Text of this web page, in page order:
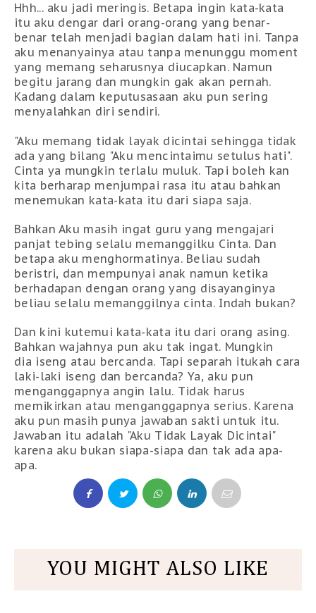
Hhh... aku jadi meringis. Betapa ingin kata-kata
itu aku dengar dari orang-orang yang benar-
benar telah menjadi bagian dalam hati ini. Tanpa
aku menanyainya atau tanpa menunggu moment
yang memang seharusnya diucapkan. Namun
begitu jarang dan mungkin gak akan pernah.
Kadang dalam keputusasaan aku pun sering
menyalahkan diri sendiri.
"Aku memang tidak layak dicintai sehingga tidak
ada yang bilang "Aku mencintaimu setulus hati".
Cinta ya mungkin terlalu muluk. Tapi boleh kan
kita berharap menjumpai rasa itu atau bahkan
menemukan kata-kata itu dari siapa saja.
Bahkan Aku masih ingat guru yang mengajari
panjat tebing selalu memanggilku Cinta. Dan
betapa aku menghormatinya. Beliau sudah
beristri, dan mempunyai anak namun ketika
berhadapan dengan orang yang disayanginya
beliau selalu memanggilnya cinta. Indah bukan?
Dan kini kutemui kata-kata itu dari orang asing.
Bahkan wajahnya pun aku tak ingat. Mungkin
dia iseng atau bercanda. Tapi separah itukah cara
laki-laki iseng dan bercanda? Ya, aku pun
menganggapnya angin lalu. Tidak harus
memikirkan atau menganggapnya serius. Karena
aku pun masih punya jawaban sakti untuk itu.
Jawaban itu adalah "Aku Tidak Layak Dicintai"
karena aku bukan siapa-siapa dan tak ada apa-
apa.
YOU MIGHT ALSO LIKE